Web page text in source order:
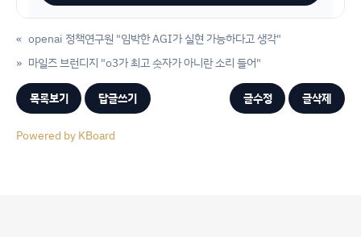
« openai 정책연구원 "임박한 AGI가 실현 가능하다고 생각"
마일즈 브런디지 "o3가 최고 숫자가 아니란 소리 들어"
»
목록보기 답글쓰기 글수정 글삭제
Powered by KBoard